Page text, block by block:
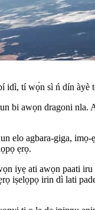
idì, tí wọ́n sì ń dín àyè
bi awọn dragoni nla.
elo agbara-giga,
ẹrọ.
iyẹ ati awọn paati
iṣelọpọ irin dì lati